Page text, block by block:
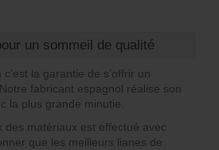
un sommeil de qualité
la garantie de s’offrir un
fabricant espagnol réalise son
la plus grande minutie.
des matériaux est effectué avec
que les meilleurs lianes de